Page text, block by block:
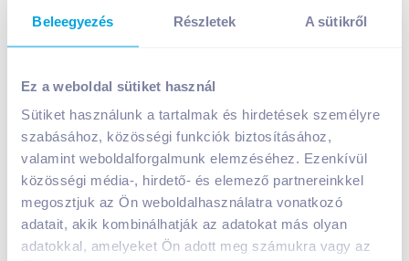
Beleegyezés Részletek A sütikről
Ez a weboldal sütiket használ
Sütiket használunk a tartalmak és hirdetések személyre
szabásához, közösségi funkciók biztosításához,
valamint weboldalforgalmunk elemzéséhez. Ezenkívül
közösségi média-, hirdető- és elemező partnereinkkel
megosztjuk az Ön weboldalhasználatra vonatkozó
adatait, akik kombinálhatják az adatokat más olyan
adatokkal, amelyeket Ön adott meg számukra vagy az
Thummerer Egri Királyleányka 2023 0,75 l száraz
2 199Ft /
Nettó eladási ár: 1 731Ft /db(27% áfa)
KosárbaKosárba
A termék megszűnt